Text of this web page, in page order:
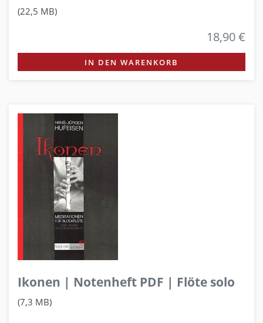
(22,5 MB)
18,90 €
IN DEN WARENKORB
Ikonen | Notenheft PDF | Flöte solo
(7,3 MB)